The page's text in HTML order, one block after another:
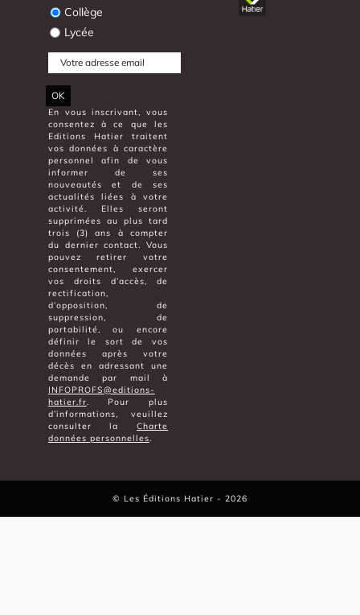
Collège
Lycée
OK
En vous inscrivant, vous
consentez à ce que les
Editions Hatier traitent
vos données à caractère
personnel afin de vous
informer de ses
nouveautés et de ses
actualités liées à votre
activité. Elles seront
supprimées au plus tard
trois (3) ans à compter
du dernier contact. Vous
pouvez retirer votre
consentement, exercer
vos droits d’accès, de
rectification,
d’opposition, de
suppression, de
portabilité, ou encore
définir le sort de vos
données après votre
décès en adressant une
demande par mail à
INFOPROFS@editions-
hatier.fr. Pour plus
d’informations, veuillez
consulter la Charte
données personnelles.
© Les Éditions Hatier - 2026